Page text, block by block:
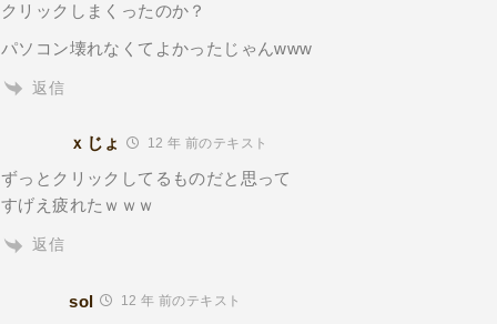
クリックしまくったのか？
パソコン壊れなくてよかったじゃんwww
返信
ｘじょ 12 年 前のテキスト
ずっとクリックしてるものだと思って
すげえ疲れたｗｗｗ
返信
sol 12 年 前のテキスト